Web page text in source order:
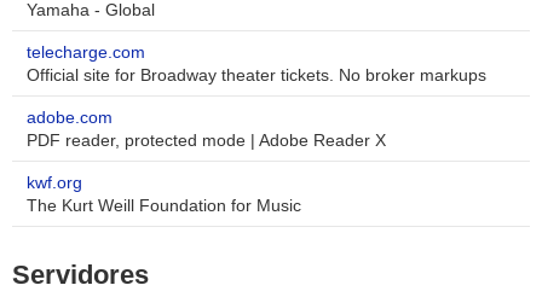
Yamaha - Global
telecharge.com
Official site for Broadway theater tickets. No broker markups
adobe.com
PDF reader, protected mode | Adobe Reader X
kwf.org
The Kurt Weill Foundation for Music
Servidores